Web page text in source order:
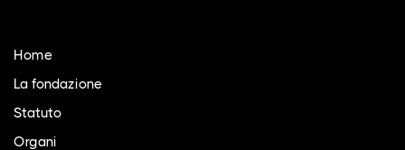
Home
La fondazione
Statuto
Organi